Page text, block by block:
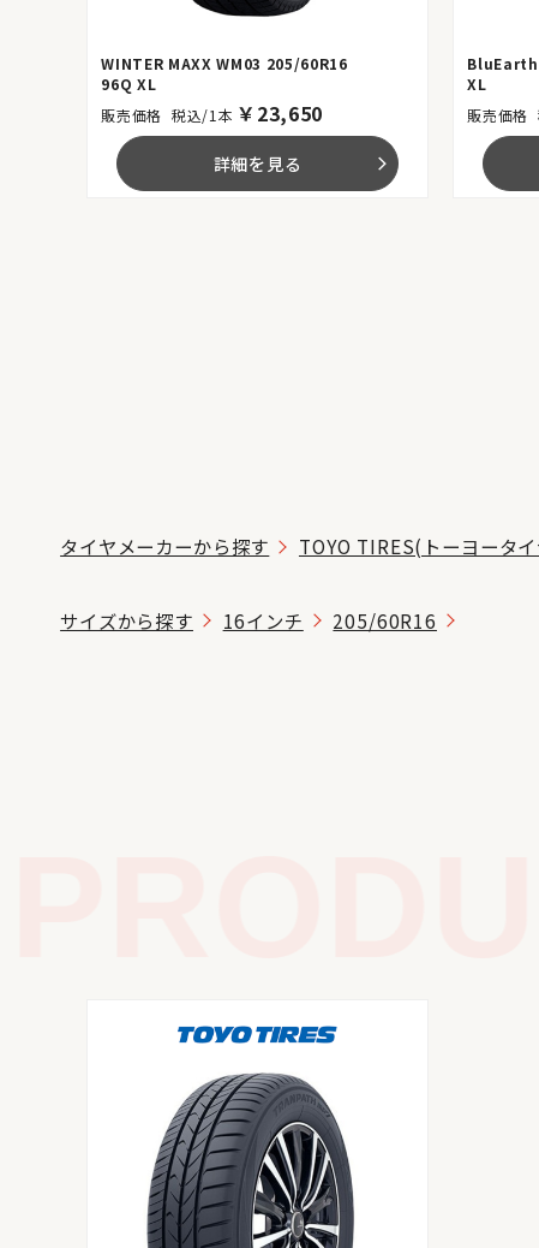
WINTER MAXX WM03 205/60R16
96Q XL
税込/1本 ￥ 23,650
詳細を見る arrow_forward_ios
XL
タイヤメーカーから探す TOYO TIRES(トーヨータ
サイズから探す 16インチ 205/60R16